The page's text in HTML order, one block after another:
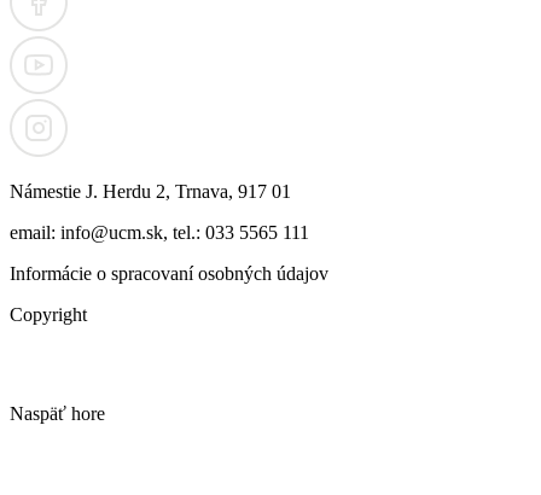
Námestie J. Herdu 2, Trnava, 917 01
email: info@ucm.sk, tel.: 033 5565 111
Informácie o spracovaní osobných údajov
Copyright
Naspäť hore